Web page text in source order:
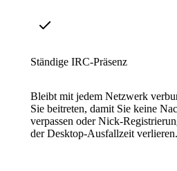
Ständige IRC-Präsenz
Bleibt mit jedem Netzwerk
Sie beitreten, damit Sie keine
verpassen oder Nick-
der Desktop-Ausfallzeit verlieren.